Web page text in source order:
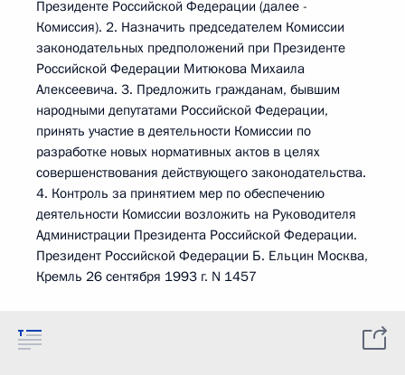
Президенте Российской Федерации (далее -
Комиссия). 2. Назначить председателем Комиссии
законодательных предположений при Президенте
Российской Федерации Митюкова Михаила
Алексеевича. 3. Предложить гражданам, бывшим
народными депутатами Российской Федерации,
принять участие в деятельности Комиссии по
разработке новых нормативных актов в целях
совершенствования действующего законодательства.
4. Контроль за принятием мер по обеспечению
деятельности Комиссии возложить на Руководителя
Администрации Президента Российской Федерации.
Президент Российской Федерации Б. Ельцин Москва,
Кремль 26 сентября 1993 г. N 1457